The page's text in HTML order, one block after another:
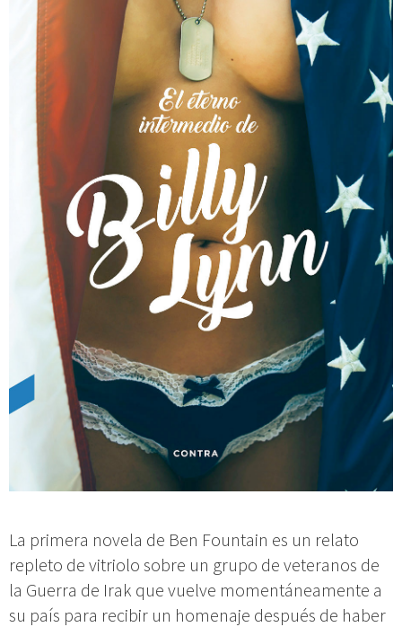
La primera novela de Ben Fountain es un relato
repleto de vitriolo sobre un grupo de veteranos de
la Guerra de Irak que vuelve momentáneamente a
su país para recibir un homenaje después de haber